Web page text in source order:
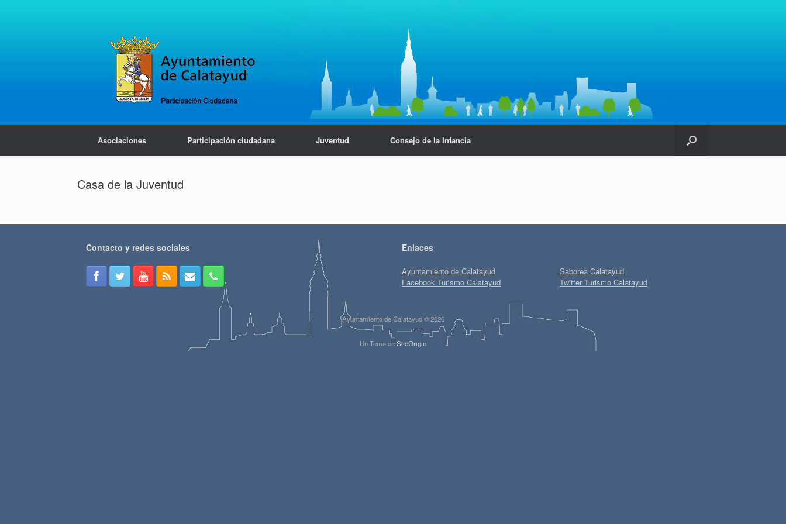
Asociaciones Participación ciudadana Juventud Consejo de la Infancia
Casa de la Juventud
Contacto y redes sociales Enlaces
Ayuntamiento de Calatayud
Saborea Calatayud
Facebook Turismo Calatayud
Twitter Turismo Calatayud
Ayuntamiento de Calatayud © 2026
Un Tema deSiteOrigin